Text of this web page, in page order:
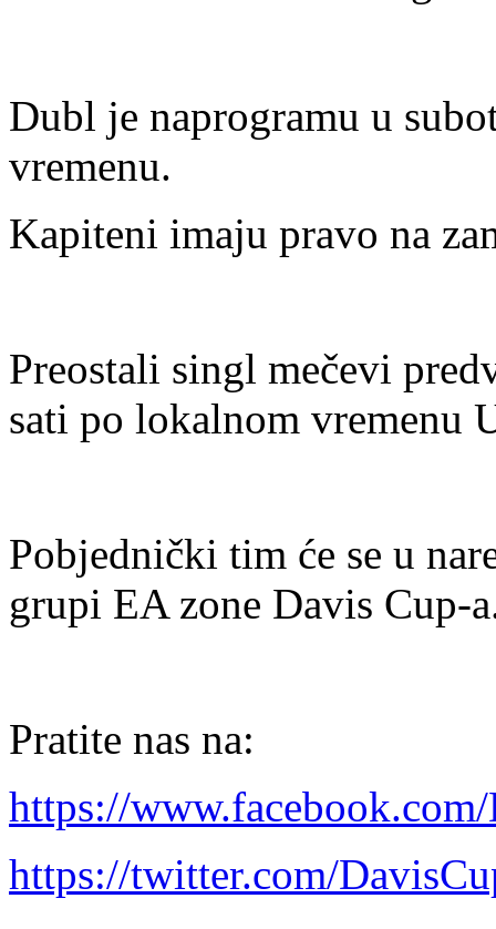
Dubl je naprogramu u
vremenu.
Kapiteni imaju pravo na
Preostali singl mečevi
sati po lokalnom vremenu
Pobjednički tim će se u
grupi EA zone Davis Cup-
Pratite nas na:
https://
https://twitter.com/